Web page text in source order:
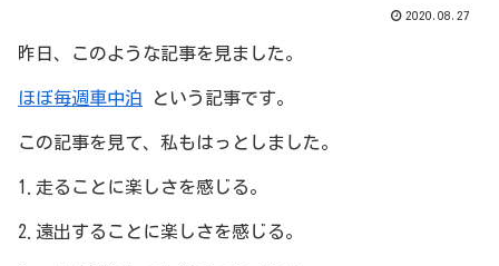
2020.08.27
昨日、このような記事を見ました。
ほぼ毎週車中泊 という記事です。
この記事を見て、私もはっとしました。
1.走ることに楽しさを感じる。
2.遠出することに楽しさを感じる。